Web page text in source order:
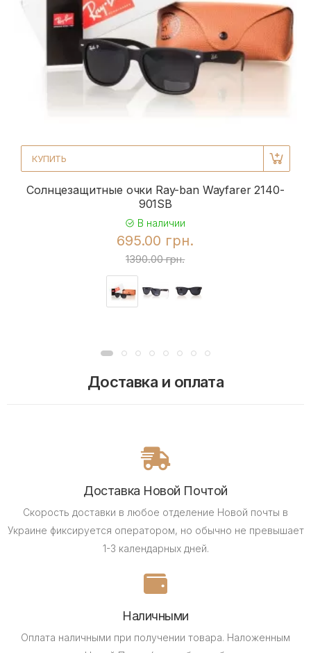
КУПИТЬ
Солнцезащитные очки Ray-ban Wayfarer 2140-
901SB
В наличии
695.00 грн.
1390.00 грн.
Доставка и оплата
Доставка Новой Почтой
Скорость доставки в любое отделение Новой почты в
Украине фиксируется оператором, но обычно не превышает
1-3 календарных дней.
Наличными
Оплата наличными при получении товара. Наложенным